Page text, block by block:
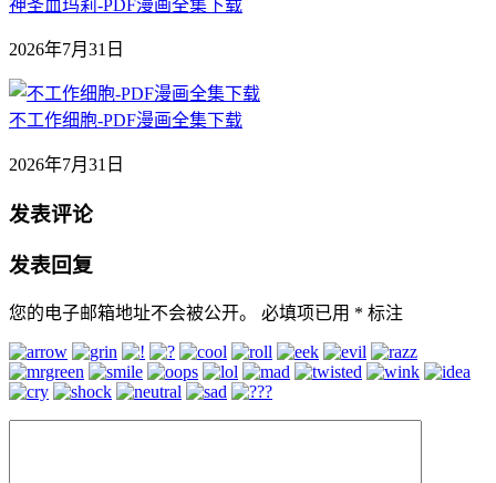
神圣血玛莉-PDF漫画全集下载
2026年7月31日
不工作细胞-PDF漫画全集下载
2026年7月31日
发表评论
发表回复
您的电子邮箱地址不会被公开。 必填项已用 * 标注